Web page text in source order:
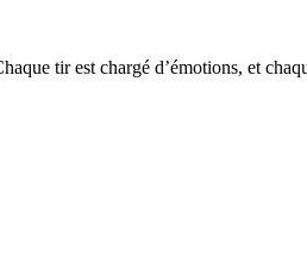
tir est chargé d’émotions, et